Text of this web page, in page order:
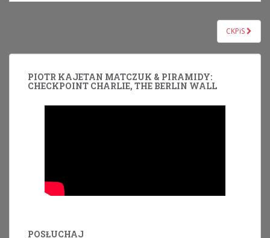
CKPiS
PIOTR KAJETAN MATCZUK & PIRAMIDY:
CHECKPOINT CHARLIE, THE BERLIN WALL
POSŁUCHAJ